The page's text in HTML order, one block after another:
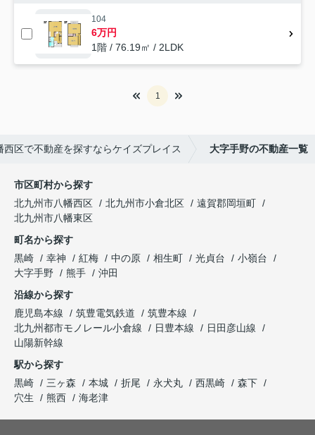
104
6万円
1階 / 76.19㎡ / 2LDK
1
西区で不動産を探すならケイズプレイス 大字手野の不動産一覧
市区町村から探す
北九州市八幡西区
北九州市小倉北区
遠賀郡岡垣町
北九州市八幡東区
町名から探す
黒崎
幸神 紅梅 中の原 相生町 光貞台
小嶺台
大字手野
熊手
沖田
沿線から探す
鹿児島本線
筑豊電気鉄道
筑豊本線
北九州都市モノレール小倉線
日豊本線
日田彦山線
山陽新幹線
駅から探す
黒崎
三ヶ森 本城 折尾 永犬丸 西黒崎
森下
穴生
熊西 海老津